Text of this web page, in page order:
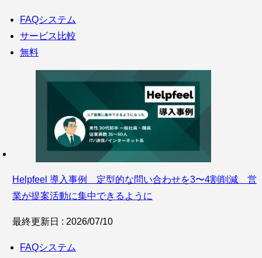
FAQシステム
サービス比較
無料
Helpfeel 導入事例 定型的な問い合わせを3〜4割削減 営
業が提案活動に集中できるように
最終更新日 : 2026/07/10
FAQシステム